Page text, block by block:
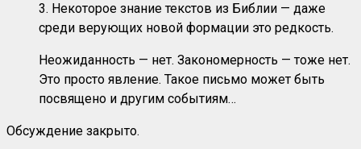
3. Некоторое знание текстов из Библии — даже
среди верующих новой формации это редкость.
Неожиданность — нет. Закономерность — тоже нет.
Это просто явление. Такое письмо может быть
посвящено и другим событиям…
Обсуждение закрыто.